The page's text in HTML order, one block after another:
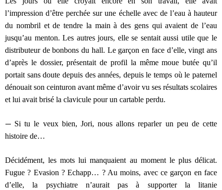
l’impression d’être perchée sur une échelle avec de l’eau à hauteur
du nombril et de tendre la main à des gens qui avaient de l’eau
jusqu’au menton. Les autres jours, elle se sentait aussi utile que le
distributeur de bonbons du hall. Le garçon en face d’elle, vingt ans
d’après le dossier, présentait de profil la même moue butée qu’il
portait sans doute depuis des années, depuis le temps où le paternel
dénouait son ceinturon avant même d’avoir vu ses résultats scolaires
et lui avait brisé la clavicule pour un cartable perdu.
— Si tu le veux bien, Jori, nous allons reparler un peu de cette
histoire de…
Décidément, les mots lui manquaient au moment le plus délicat.
Fugue ? Evasion ? Echapp… ? Au moins, avec ce garçon en face
d’elle, la psychiatre n’aurait pas à supporter la litanie